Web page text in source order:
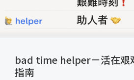
bad time helper－活在艰
指南